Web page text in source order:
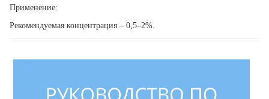
Применение:
Рекомендуемая концентрация – 0,5–2%.